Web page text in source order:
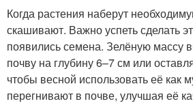
Когда растения наберут
скашивают. Важно успеть сделать
появились семена. Зелёную массу
почву на глубину 6–7 см или
чтобы весной использовать её как
перегнивают в почве, улучшая её